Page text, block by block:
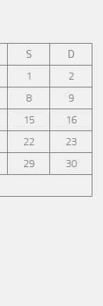
S
D
1
2
8
9
15
16
22
23
29
30